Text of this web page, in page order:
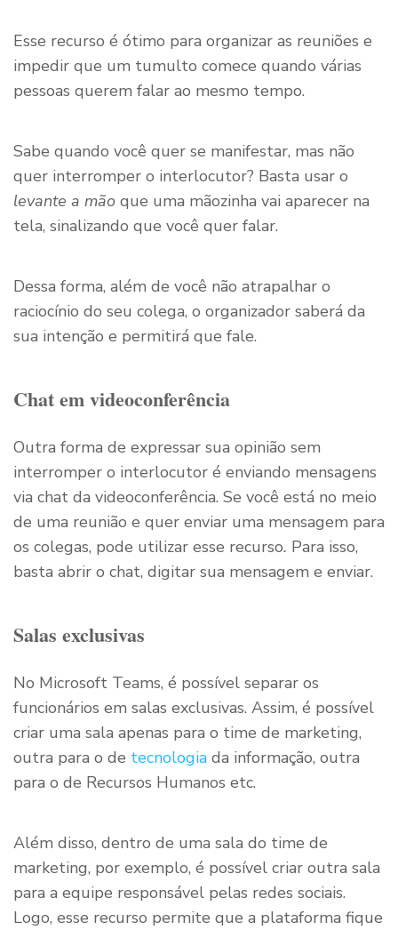
Esse recurso é ótimo para organizar as reuniões e
impedir que um tumulto comece quando várias
pessoas querem falar ao mesmo tempo.
Sabe quando você quer se manifestar, mas não
quer interromper o interlocutor? Basta usar o
levante a mão que uma mãozinha vai aparecer na
tela, sinalizando que você quer falar.
Dessa forma, além de você não atrapalhar o
raciocínio do seu colega, o organizador saberá da
sua intenção e permitirá que fale.
Chat em videoconferência
Outra forma de expressar sua opinião sem
interromper o interlocutor é enviando mensagens
via chat da videoconferência. Se você está no meio
de uma reunião e quer enviar uma mensagem para
os colegas, pode utilizar esse recurso. Para isso,
basta abrir o chat, digitar sua mensagem e enviar.
Salas exclusivas
No Microsoft Teams, é possível separar os
funcionários em salas exclusivas. Assim, é possível
criar uma sala apenas para o time de marketing,
outra para o de tecnologia da informação, outra
para o de Recursos Humanos etc.
Além disso, dentro de uma sala do time de
marketing, por exemplo, é possível criar outra sala
para a equipe responsável pelas redes sociais.
Logo, esse recurso permite que a plataforma fique